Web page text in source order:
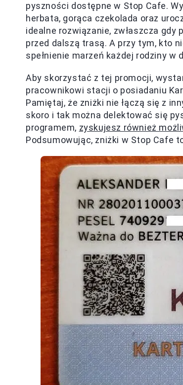
pyszności dostępne w Stop Cafe.
herbata, gorąca czekolada oraz
idealne rozwiązanie, zwłaszcza gdy
przed dalszą trasą. A przy tym, kto
spełnienie marzeń każdej rodziny w
Aby skorzystać z tej promocji,
pracownikowi stacji o posiadaniu
Pamiętaj, że zniżki nie łączą się z
skoro i tak można delektować się
programem, zyskujesz również
Podsumowując, zniżki w Stop Cafe